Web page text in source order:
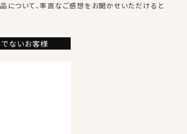
について、率直なご感想をお聞かせいただけると
ないお客様